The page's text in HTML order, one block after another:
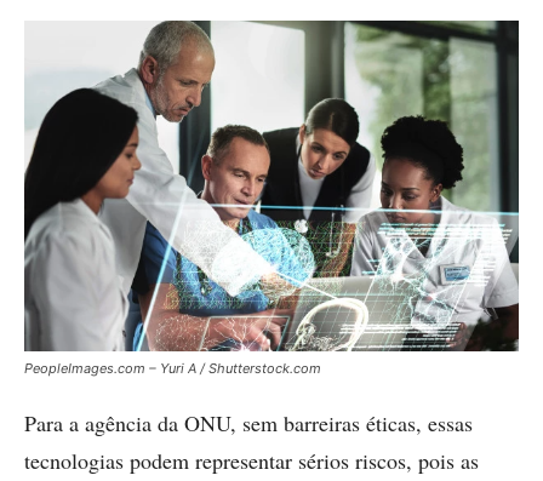
PeopleImages.com – Yuri A / Shutterstock.com
Para a agência da ONU, sem barreiras éticas, essas
tecnologias podem representar sérios riscos, pois as